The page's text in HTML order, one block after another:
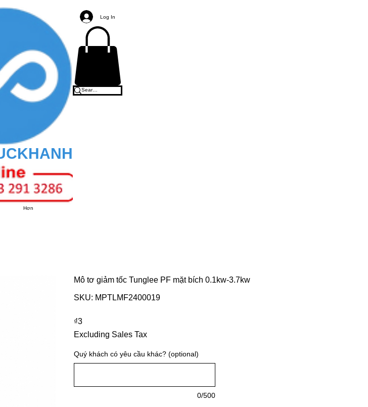
Log In
Hơn
Mô tơ giảm tốc Tunglee PF mặt bích 0.1kw-3.7kw
SKU: MPTLMF2400019
₫3Price
Excluding Sales Tax
Quý khách có yêu cầu khác? (optional)
0/500